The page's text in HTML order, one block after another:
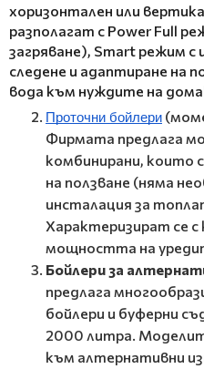
хоризонтален или
разполагат с Power Full
загряване), Smаrt режим
следене и адаптиране на
вода към нуждите на
Проточни бойлери
Фирмата предлага
комбинирани,
на ползване (няма
инсталация за
Характеризират се с
мощността на
Бойлери за
предлага
бойлери и буферни
2000 литра.
към алтернативни